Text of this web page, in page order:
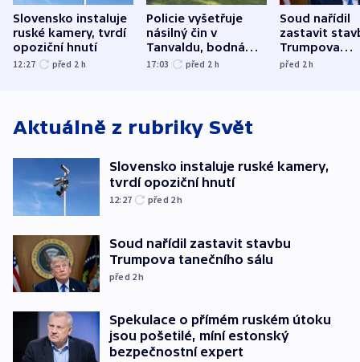
Slovensko instaluje
ruské kamery, tvrdí
opoziční hnutí
12:27 před 2 h
Policie vyšetřuje
násilný čin v
Tanvaldu, bodná
zranění při něm
17:03 před 2 h
Soud nařídil
zastavit
Trumpova
tanečního
před 2h
Aktuálně z rubriky Svět
Slovensko instaluje ruské kamery,
tvrdí opoziční hnutí
12:27 před 2h
Soud nařídil zastavit stavbu
Trumpova tanečního sálu
před 2h
Spekulace o přímém ruském útoku
jsou pošetilé, míní estonský
bezpečnostní expert